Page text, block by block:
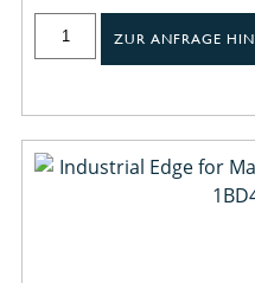
ZUR ANFRAGE